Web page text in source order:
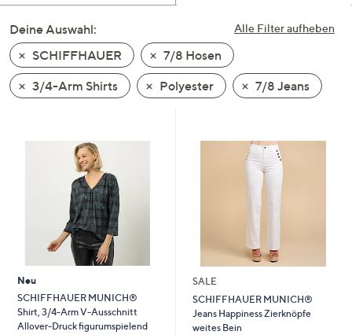
nach
unten
oder
wischen
Sie
diese
anzuzeigen.
Alle Filter aufheben
Deine Auswahl:
SCHIFFHAUER
7/8 Hosen
3/4-Arm Shirts
Polyester 7/8 Jeans
Neu
SCHIFFHAUER MUNICH®
Shirt, 3/4-Arm V-Ausschnitt
Allover-Druck figurumspielend
SALE
SCHIFFHAUER MUNICH®
Jeans Happiness Zierknöpfe
weites Bein